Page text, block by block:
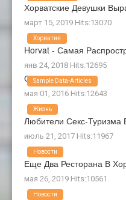
Хорватские Девушки
март 15, 2019 Hits:13070
Horvat - Самая
янв 24, 2018 Hits:12695
Хорватия
О Нас
мая 01, 2016 Hits:12643
Sample Data-Articles
Любители Секс-
июль 21, 2017 Hits:11967
Жизнь
Еще Два Ресторана В
мая 26, 2019 Hits:10561
Новости
Новости